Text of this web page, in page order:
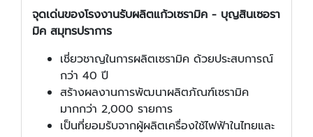
จุดเด่นของโรงงานรับผลิตแก้วเซรามิค - บุญสินเซอรา
มิค สมุทรปราการ
เชี่ยวชาญในการผลิตเซรามิค ด้วยประสบการณ์
กว่า 40 ปี
สร้างผลงานการพัฒนาผลิตภัณฑ์เซรามิค
มากกว่า 2,000 รายการ
เป็นที่ยอมรับจากผู้ผลิตเครื่องใช้ไฟฟ้าในไทยและ